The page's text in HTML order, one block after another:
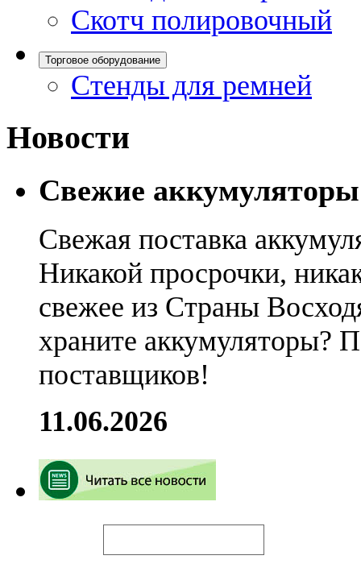
Скотч полировочный
Торговое оборудование
Стенды для ремней
Новости
Свежие
Свежая поставка
Никакой просрочки,
свежее из Страны
храните аккумуляторы?
поставщиков!
11.06.2026